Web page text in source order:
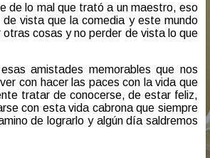
de lo mal que trató a un maestro, eso
vista que la comedia y este mundo
cosas y no perder de vista lo que
amistades memorables que nos
con hacer las paces con la vida que
tratar de conocerse, de estar feliz,
con esta vida cabrona que siempre
de lograrlo y algún día saldremos